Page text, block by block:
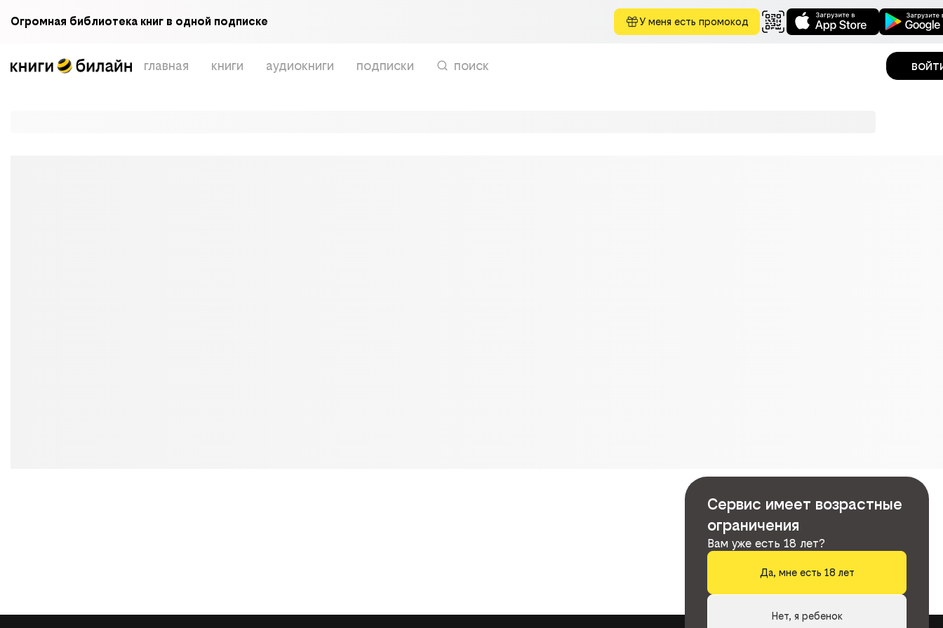
Огромная библиотека книг в одной подписке У меня есть промокод
главная книги аудиокниги подписки поиск
Сервис имеет возрастные
ограничения
Вам уже есть 18 лет?
Да, мне есть 18 лет
Нет, я ребенок